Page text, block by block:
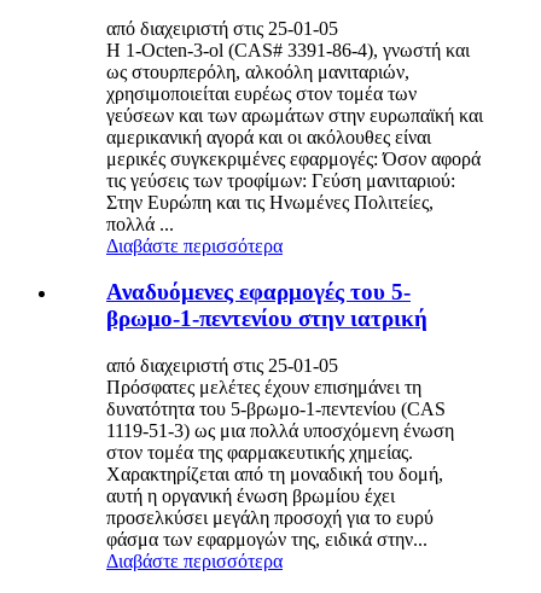
από διαχειριστή στις 25-01-05
Η 1-Octen-3-ol (CAS# 3391-86-4), γνωστή και
ως στουρπερόλη, αλκοόλη μανιταριών,
χρησιμοποιείται ευρέως στον τομέα των
γεύσεων και των αρωμάτων στην ευρωπαϊκή και
αμερικανική αγορά και οι ακόλουθες είναι
μερικές συγκεκριμένες εφαρμογές: Όσον αφορά
τις γεύσεις των τροφίμων: Γεύση μανιταριού:
Στην Ευρώπη και τις Ηνωμένες Πολιτείες,
πολλά ...
Διαβάστε περισσότερα
Αναδυόμενες εφαρμογές του 5-
βρωμο-1-πεντενίου στην ιατρική
από διαχειριστή στις 25-01-05
Πρόσφατες μελέτες έχουν επισημάνει τη
δυνατότητα του 5-βρωμο-1-πεντενίου (CAS
1119-51-3) ως μια πολλά υποσχόμενη ένωση
στον τομέα της φαρμακευτικής χημείας.
Χαρακτηρίζεται από τη μοναδική του δομή,
αυτή η οργανική ένωση βρωμίου έχει
προσελκύσει μεγάλη προσοχή για το ευρύ
φάσμα των εφαρμογών της, ειδικά στην...
Διαβάστε περισσότερα